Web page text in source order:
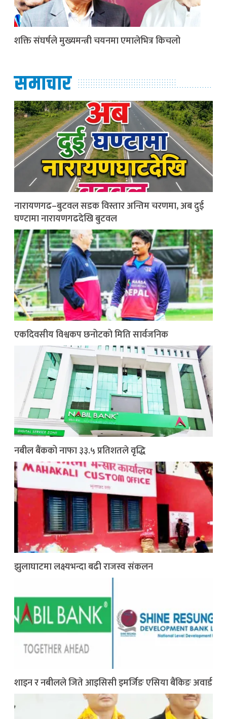
शक्ति संघर्षले मुख्यमन्त्री चयनमा एमालेभित्र किचलो
समाचार
नारायणगढ–बुटवल सडक विस्तार अन्तिम चरणमा, अब दुई
घण्टामा नारायणगढदेखि बुटवल
एकदिवसीय विश्वकप छनोटको मिति सार्वजनिक
नबील बैंकको नाफा ३३.५ प्रतिशतले वृद्धि
झुलाघाटमा लक्ष्यभन्दा बढी राजस्व संकलन
शाइन र नबीलले जिते आइसिसी इमर्जिङ एसिया बैंकिङ अवार्ड